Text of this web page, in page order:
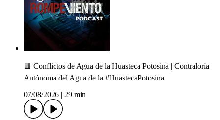
🟩 Conflictos de Agua de la Huasteca Potosina | Contraloría
Autónoma del Agua de la #HuastecaPotosina
07/08/2026
29 min